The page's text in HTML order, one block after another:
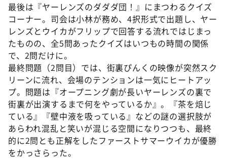
最後は『ヤーレンズのダダダ団！』にまつわるクイズ
コーナー。司会は小林が務め、4択形式で出題し、ヤー
レンズとウイカがフリップで回答する流れではじまっ
たものの、全5問あったクイズはいつもの時間の関係
で、2問だけに。
最終問題（2問目）では、街裏ぴんくの映像が突然スク
リーンに流れ、会場のテンションは一気にヒートアッ
プ。問題は『オープニング劇が長いヤーレンズの裏で
街裏が出演するまで何をやっているか』。『茶を焙じ
ている』『壁中液を吸っている』などの謎の選択肢が
あらわれ混乱と笑いが混じる空間になりつつも、最終
的に2問とも正解をしたファーストサマーウイカが優勝
をかっさらった。